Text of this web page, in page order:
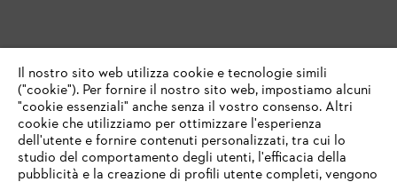
Il nostro sito web utilizza cookie e tecnologie simili
("cookie"). Per fornire il nostro sito web, impostiamo alcuni
"cookie essenziali" anche senza il vostro consenso. Altri
cookie che utilizziamo per ottimizzare l'esperienza
dell'utente e fornire contenuti personalizzati, tra cui lo
studio del comportamento degli utenti, l'efficacia della
pubblicità e la creazione di profili utente completi, vengono